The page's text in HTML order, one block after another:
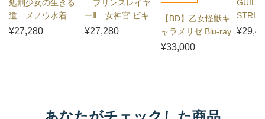
処刑少女の生きる
道 メノウ水着
Ver.
¥27,280
ゴブリンスレイヤ
ーⅡ 女神官 ビキ
ニアーマーVer.
¥27,280
【BD】乙女怪獣キ
ャラメリゼ Blu-ray
BOX
¥33,000
ット